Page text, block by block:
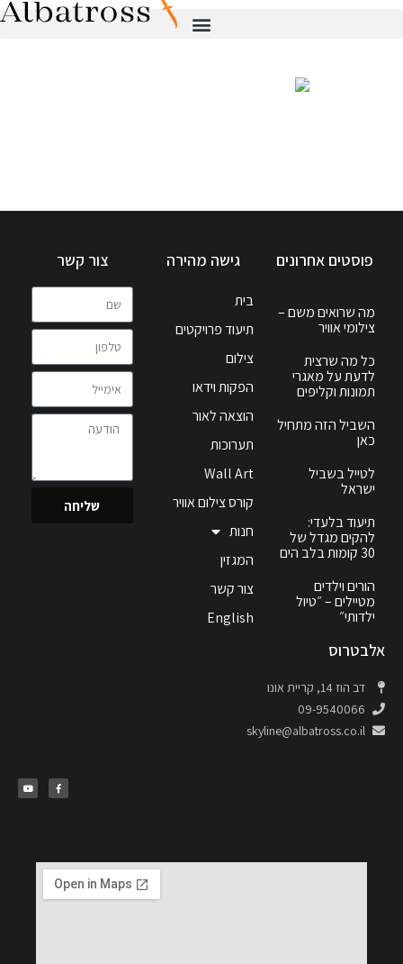
פוסטים אחרונים
מה שרואים משם –
צילומי אוויר
כל מה שרצית
לדעת על מאגרי
תמונות וקליפים
השביל הזה מתחיל
כאן
לטייל בשביל
ישראל
תיעוד בלעדי:
להקים מגדל של
30 קומות בלב הים
הורים וילדים
מטיילים – ״טיול
ילדותי״
גישה מהירה
בית
תיעוד פרויקטים
צילום
הפקות וידאו
הוצאה לאור
תערוכות
Wall Art
קורס צילום אוויר
חנות
המגזין
צור קשר
English
צור קשר
שליחה
אלבטרוס
דב הוז 14, קריית אונו
09-9540066
skyline@albatross.co.il